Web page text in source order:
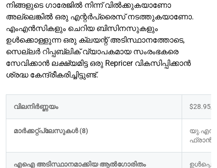
നിങ്ങളുടെ ഗാരേജിൽ നിന്ന് വിൽക്കുകയാണോ
അല്ലെങ്കിൽ ഒരു എന്റർപ്രൈസ് നടത്തുകയാണോ.
എംഎൻസികളും ചെറിയ ബിസിനസുകളും
ഉൾക്കൊള്ളുന്ന ഒരു ക്ലയന്റ് അടിസ്ഥാനത്തോടെ,
സെല്ലർ റിപ്പബ്ലിക് വ്യാപകമായ സംരംഭകരെ
സേവിക്കാൻ ലക്ഷ്യമിട്ട ഒരു Repricer വികസിപ്പിക്കാൻ
ശ്രദ്ധ കേന്ദ്രീകരിച്ചിട്ടുണ്ട്.
വിലനിർണ്ണയം
മാർക്കറ്റ്പ്ലേസുകൾ (8)
യു.എസ്,
എഐ അടിസ്ഥാനമാക്കിയ ആൽഗോരിതം